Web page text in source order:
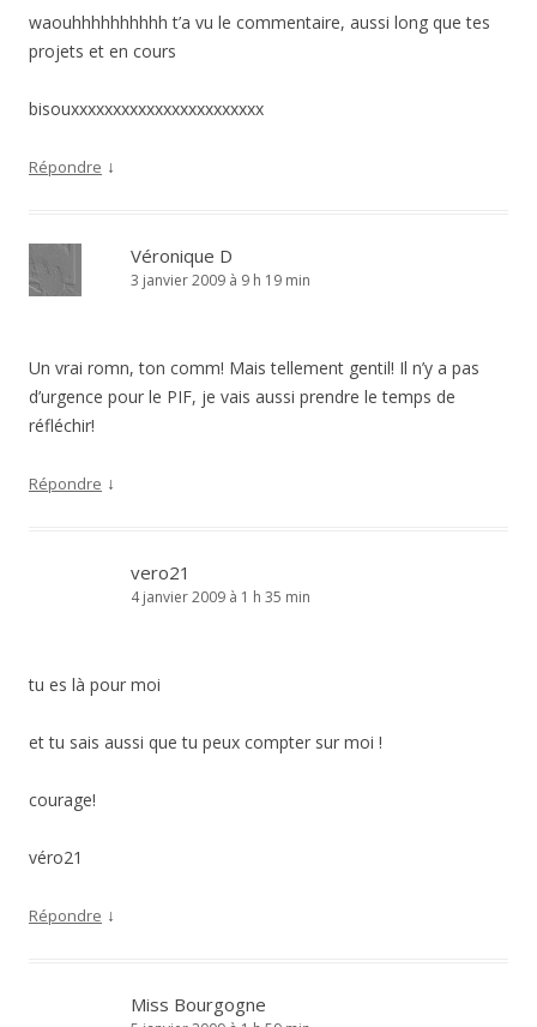
waouhhhhhhhhhh t’a vu le commentaire, aussi long que tes
projets et en cours
bisouxxxxxxxxxxxxxxxxxxxxxxx
Répondre ↓
Véronique D
3 janvier 2009 à 9 h 19 min
Un vrai romn, ton comm! Mais tellement gentil! Il n’y a pas
d’urgence pour le PIF, je vais aussi prendre le temps de
réfléchir!
Répondre ↓
vero21
4 janvier 2009 à 1 h 35 min
tu es là pour moi
et tu sais aussi que tu peux compter sur moi !
courage!
véro21
Répondre ↓
Miss Bourgogne